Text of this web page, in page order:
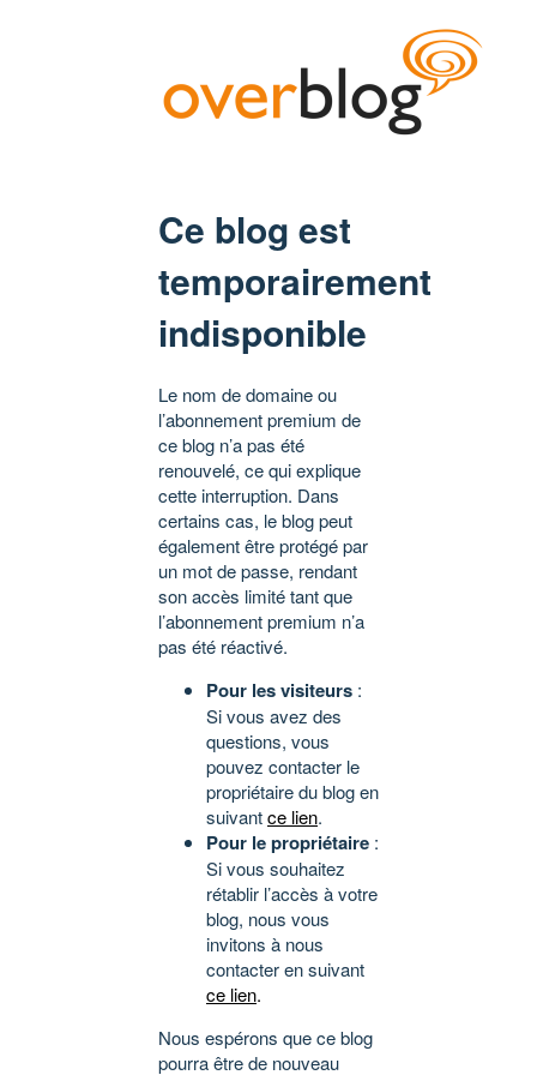
Ce blog est
temporairement
indisponible
Le nom de domaine ou
l’abonnement premium de
ce blog n’a pas été
renouvelé, ce qui explique
cette interruption. Dans
certains cas, le blog peut
également être protégé par
un mot de passe, rendant
son accès limité tant que
l’abonnement premium n’a
pas été réactivé.
Pour les visiteurs :
Si vous avez des
questions, vous
pouvez contacter le
propriétaire du blog en
suivantce lien.
Pour le propriétaire :
Si vous souhaitez
rétablir l’accès à votre
blog, nous vous
invitons à nous
contacter en suivant
ce lien.
Nous espérons que ce blog
pourra être de nouveau